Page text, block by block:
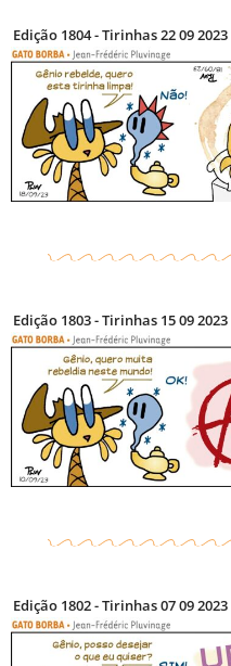
Edição 1804 - Tirinhas 22 09 2023
Edição 1803 - Tirinhas 15 09 2023
Edição 1802 - Tirinhas 07 09 2023